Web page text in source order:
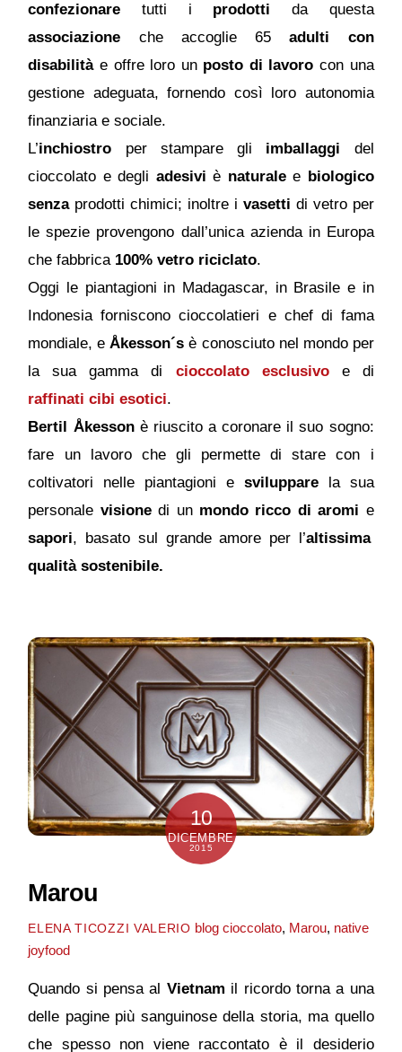
confezionare tutti i prodotti da questa
associazione che accoglie 65adulti con
disabilitàe offre loro un posto di lavoro con una
gestione adeguata, fornendo così loro autonomia
finanziaria e sociale.
L’inchiostro per stampare gli imballaggi del
cioccolato e degli adesivi è naturalee biologico
senza prodotti chimici; inoltre i vasetti di vetro per
le spezie provengono dall’unica azienda in Europa
che fabbrica 100% vetro riciclato.
Oggi le piantagioni in Madagascar, in Brasile e in
Indonesia forniscono cioccolatieri e chef di fama
mondiale, eÅkesson´s è conosciuto nel mondo per
la sua gamma di cioccolato esclusivo
e di
raffinati cibi esotici.
Bertil Åkessonè riuscito a coronare il suo sogno:
fare un lavoro che gli permette di stare con i
coltivatori nelle piantagioni e svilupparela sua
personale visionedi unmondo ricco di aromi e
sapori, basato sul grande amore per l’altissima
qualità sostenibile.
10
DICEMBRE
2015
Marou
ELENA TICOZZI VALERIO blog cioccolato, Marou, native
joyfood
Quando si pensa al Vietnam il ricordo torna a una
delle pagine più sanguinose della storia, ma quello
che spesso non viene raccontato è il desiderio